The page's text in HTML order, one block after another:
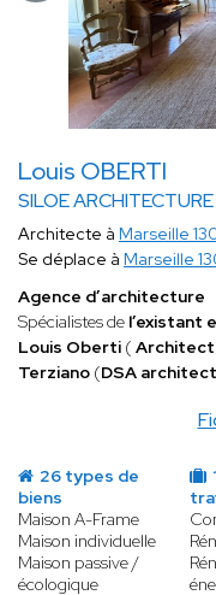
Louis OBERTI
SILOE ARCHITECTURE
Architecte à Marseille
Se déplace à Marseille
Agence d’architecture
Spécialistes de l’existant
Louis Oberti (
Terziano (DSA
26 types de
biens
Maison A-Frame
Maison individuelle
Maison passive /
écologique